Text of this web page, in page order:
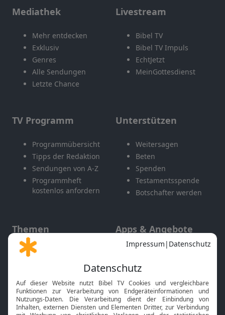
Mediathek
Mehr entdecken
Exklusiv
Genres
Alle Sendungen
Letzte Chance
Livestream
Bibel TV
Bibel TV Impuls
EchtJetzt
MeinGottesdienst
TV Programm
Programmübersicht
Tipps der Redaktion
Sendungen von A-Z
Programmheft
kostenlos anfordern
Unterstützen
Weitersagen
Beten
Spenden
Testamentsspende
Botschafter werden
Themen
Gott und Bibel erklärt
Neuigkeiten
Apps & Angebote
Mobile App
Smart TV
HbbTV